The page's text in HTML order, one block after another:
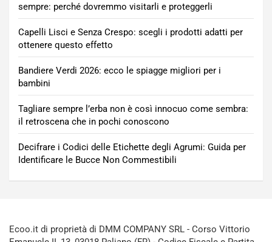
sempre: perché dovremmo visitarli e proteggerli
Capelli Lisci e Senza Crespo: scegli i prodotti adatti per
ottenere questo effetto
Bandiere Verdi 2026: ecco le spiagge migliori per i
bambini
Tagliare sempre l’erba non è così innocuo come sembra:
il retroscena che in pochi conoscono
Decifrare i Codici delle Etichette degli Agrumi: Guida per
Identificare le Bucce Non Commestibili
Ecoo.it di proprietà di DMM COMPANY SRL - Corso Vittorio